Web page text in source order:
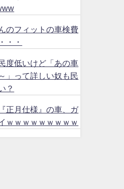
のフィットの車検費
・・
度低いけど「あの車
」って詳しい奴も民
？
正月仕様』の車、ガ
ｗｗｗｗｗｗｗｗｗ